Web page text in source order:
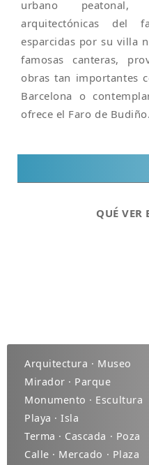
urbano
arquitectónicas del
esparcidas por su villa
famosas canteras,
obras tan importantes
Barcelona o
ofrece el Faro de Budiño.
QUÉ VER
Arquitectura · Museo
Mirador · Parque
Monumento · Escultura
Playa · Isla
Terma · Cascada · Poza
Calle · Mercado · Plaza